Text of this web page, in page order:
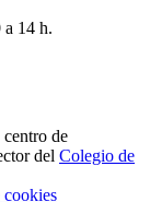
14 h.
de
del Colegio de
cookies